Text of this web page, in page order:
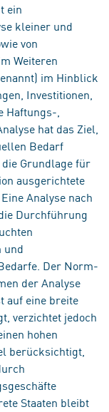
ein
kleiner und
von
Weiteren
im Hinblick
Investitionen,
Haftungs-,
hat das Ziel,
Bedarf
Grundlage für
ausgerichtete
Analyse nach
Durchführung
und
Der Norm-
der Analyse
auf eine breite
verzichtet jedoch
hohen
berücksichtigt,
Staaten bleibt